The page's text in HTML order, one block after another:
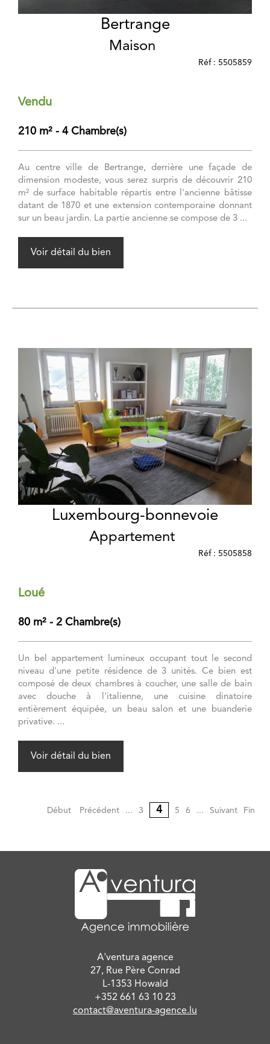
Bertrange
Maison
Réf : 5505859
Vendu
210 m² - 4 Chambre(s)
Au centre ville de Bertrange, derrière une façade de
dimension modeste, vous serez surpris de découvrir 210
m² de surface habitable répartis entre l'ancienne bâtisse
datant de 1870 et une extension contemporaine donnant
sur un beau jardin. La partie ancienne se compose de 3 ...
Voir détail du bien
Luxembourg-bonnevoie
Appartement
Réf : 5505858
Loué
80 m² - 2 Chambre(s)
Un bel appartement lumineux occupant tout le second
niveau d'une petite résidence de 3 unités. Ce bien est
composé de deux chambres à coucher, une salle de bain
avec douche à l'italienne, une cuisine dinatoire
entièrement équipée, un beau salon et une buanderie
privative. ...
Voir détail du bien
Début Précédent ... 3 4 5 6 ... Suivant Fin
A'ventura agence
27, Rue Père Conrad
L-1353 Howald
+352 661 63 10 23
contact@aventura-agence.lu